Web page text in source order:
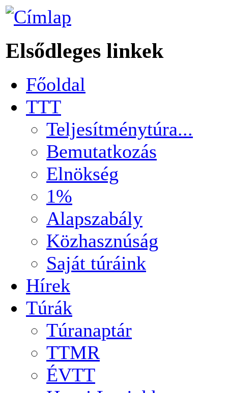
Elsődleges linkek
Főoldal
TTT
Teljesítménytúra...
Bemutatkozás
Elnökség
1%
Alapszabály
Közhasznúság
Saját túráink
Hírek
Túrák
Túranaptár
TTMR
ÉVTT